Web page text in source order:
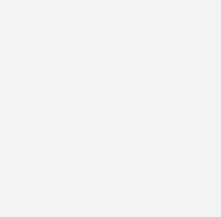
% verteuert. Gegenüber August 2022
um